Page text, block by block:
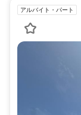
アルバイト・パート